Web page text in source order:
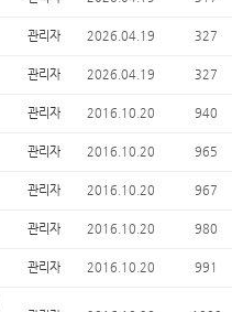
관리자 2026.04.19 327
관리자 2026.04.19 327
관리자 2016.10.20 940
관리자 2016.10.20 965
관리자 2016.10.20 967
관리자 2016.10.20 980
관리자 2016.10.20 991